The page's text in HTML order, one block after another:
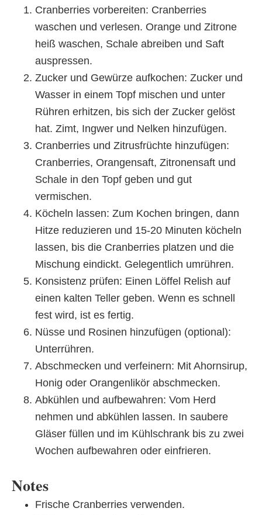
Cranberries vorbereiten: Cranberries
waschen und verlesen. Orange und Zitrone
heiß waschen, Schale abreiben und Saft
auspressen.
Zucker und Gewürze aufkochen: Zucker und
Wasser in einem Topf mischen und unter
Rühren erhitzen, bis sich der Zucker gelöst
hat. Zimt, Ingwer und Nelken hinzufügen.
Cranberries und Zitrusfrüchte hinzufügen:
Cranberries, Orangensaft, Zitronensaft und
Schale in den Topf geben und gut
vermischen.
Köcheln lassen: Zum Kochen bringen, dann
Hitze reduzieren und 15-20 Minuten köcheln
lassen, bis die Cranberries platzen und die
Mischung eindickt. Gelegentlich umrühren.
Konsistenz prüfen: Einen Löffel Relish auf
einen kalten Teller geben. Wenn es schnell
fest wird, ist es fertig.
Nüsse und Rosinen hinzufügen (optional):
Unterrühren.
Abschmecken und verfeinern: Mit Ahornsirup,
Honig oder Orangenlikör abschmecken.
Abkühlen und aufbewahren: Vom Herd
nehmen und abkühlen lassen. In saubere
Gläser füllen und im Kühlschrank bis zu zwei
Wochen aufbewahren oder einfrieren.
Notes
Frische Cranberries verwenden.